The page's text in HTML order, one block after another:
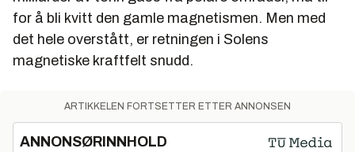
for å bli kvitt den gamle magnetismen. Men med
det hele overstått, er retningen i Solens
magnetiske kraftfelt snudd.
ARTIKKELEN FORTSETTER ETTER ANNONSEN
ANNONSØRINNHOLD